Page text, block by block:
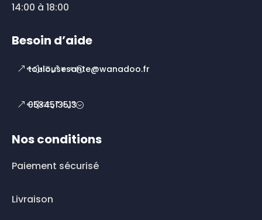
14:00 à 18:00
Besoin d’aide
toulousesante@wanadoo.fr
0534513513
Nos conditions
Paiement sécurisé
Livraison